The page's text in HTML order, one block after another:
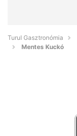
Turul Gasztronómia
Mentes Kuckó